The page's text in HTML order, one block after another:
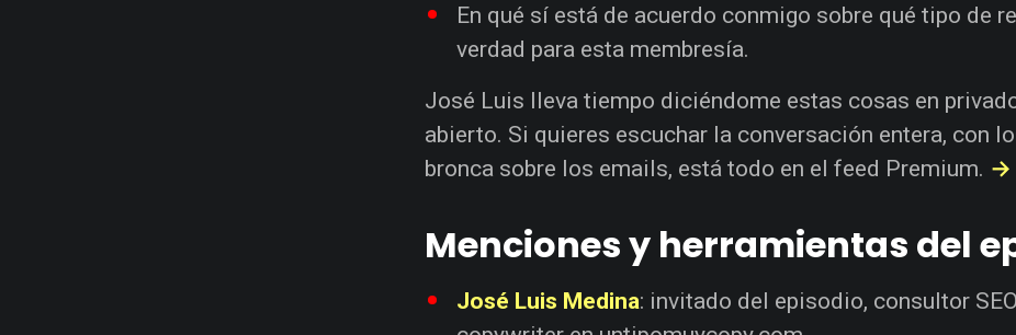
En qué sí está de acuerdo conmigo sobre qué tipo de
verdad para esta membresía.
José Luis lleva tiempo diciéndome estas cosas en
abierto. Si quieres escuchar la conversación entera, con
bronca sobre los emails, está todo en el feed Premium. →
Menciones y herramientas del
José Luis Medina: invitado del episodio, consultor